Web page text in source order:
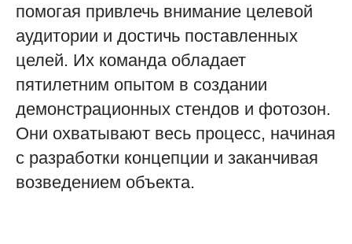
помогая привлечь внимание целевой
аудитории и достичь поставленных
целей. Их команда обладает
пятилетним опытом в создании
демонстрационных стендов и фотозон.
Они охватывают весь процесс, начиная
с разработки концепции и заканчивая
возведением объекта.